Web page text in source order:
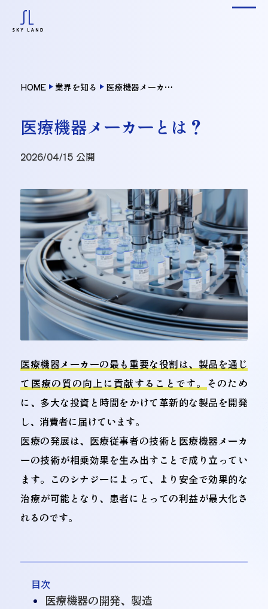
HOME play_arrow 業界を知る play_arrow 医療機器メーカーとは？
医療機器メーカーとは？
2026/04/15 公開
医療機器メーカーの最も重要な役割は、製品を通じ
て医療の質の向上に貢献することです。 そのため
に、多大な投資と時間をかけて革新的な製品を開発
し、消費者に届けています。
医療の発展は、医療従事者の技術と医療機器メーカ
ーの技術が相乗効果を生み出すことで成り立ってい
ます。このシナジーによって、より安全で効果的な
治療が可能となり、患者にとっての利益が最大化さ
れるのです。
目次
医療機器の開発、製造